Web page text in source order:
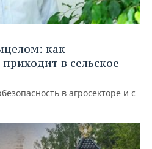
как
в сельское
в агросекторе и с